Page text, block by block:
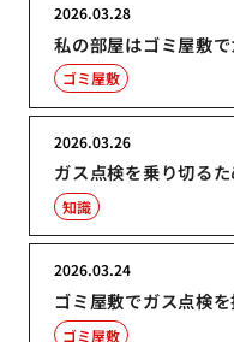
私の部屋はゴミ屋敷
2026.03.28
ゴミ屋敷
ガス点検を乗り切る
2026.03.26
知識
ゴミ屋敷でガス点検
2026.03.24
ゴミ屋敷